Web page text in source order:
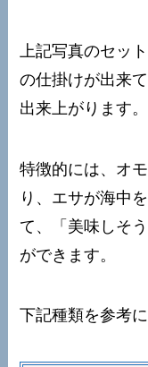
上記写真のセッ
の仕掛けが出来
出来上がります。
特徴的には、オ
り、エサが海中
て、「美味しそ
ができます。
下記種類を参考